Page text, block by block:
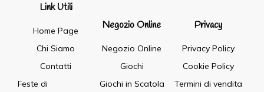
Link Utili
Home Page
Chi Siamo
Contatti
Feste di
Negozio Online
Negozio Online
Giochi
Giochi in Scatola
Privacy
Privacy Policy
Cookie Policy
Termini di vendita